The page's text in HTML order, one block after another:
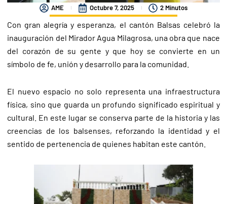
AME Octubre 7, 2025 2 Minutos
Con gran alegría y esperanza, el cantón Balsas celebró la
inauguración del Mirador Agua Milagrosa, una obra que nace
del corazón de su gente y que hoy se convierte en un
símbolo de fe, unión y desarrollo para la comunidad.
El nuevo espacio no solo representa una infraestructura
física, sino que guarda un profundo significado espiritual y
cultural. En este lugar se conserva parte de la historia y las
creencias de los balsenses, reforzando la identidad y el
sentido de pertenencia de quienes habitan este cantón.